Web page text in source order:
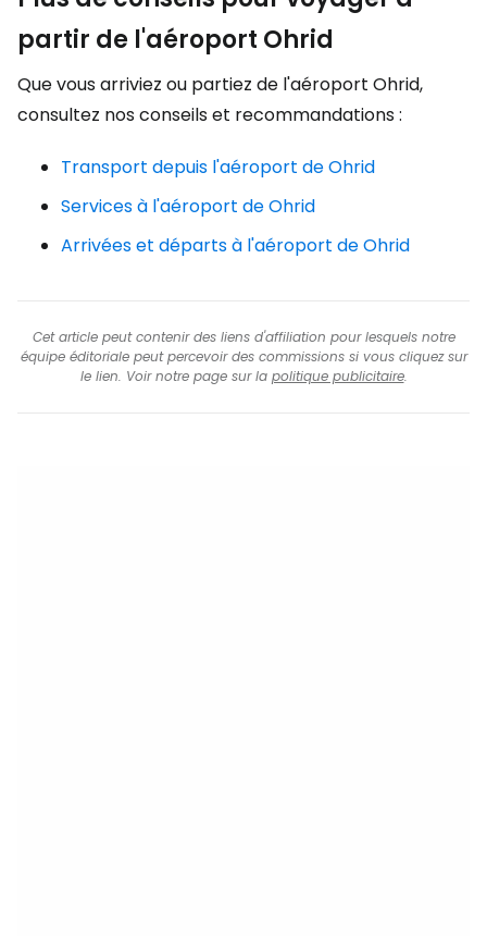
partir de l'aéroport Ohrid
Que vous arriviez ou partiez de l'aéroport Ohrid,
consultez nos conseils et recommandations :
Transport depuis l'aéroport de Ohrid
Services à l'aéroport de Ohrid
Arrivées et départs à l'aéroport de Ohrid
Cet article peut contenir des liens d'affiliation pour lesquels notre
équipe éditoriale peut percevoir des commissions si vous cliquez sur
le lien. Voir notre page sur la politique publicitaire.